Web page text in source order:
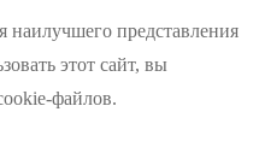
представления
этот сайт, вы
файлов.